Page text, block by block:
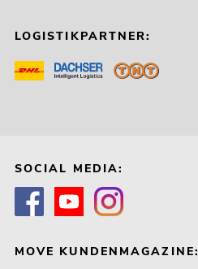
LOGISTIKPARTNER:
SOCIAL MEDIA:
MOVE KUNDENMAGAZINE: